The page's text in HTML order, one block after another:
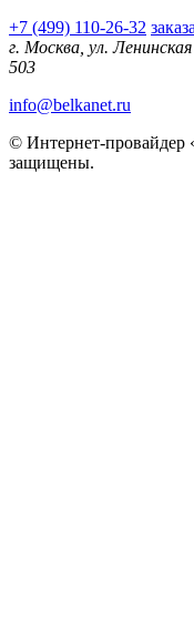
+7 (499) 110-26-32
г. Москва, ул.
503
info@belkanet.ru
© Интернет-провайдер
защищены.